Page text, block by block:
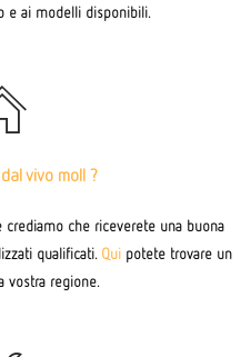
e ai modelli disponibili.
vivo moll ?
che riceverete una buona
qualificati. Qui potete trovare un
vostra regione.